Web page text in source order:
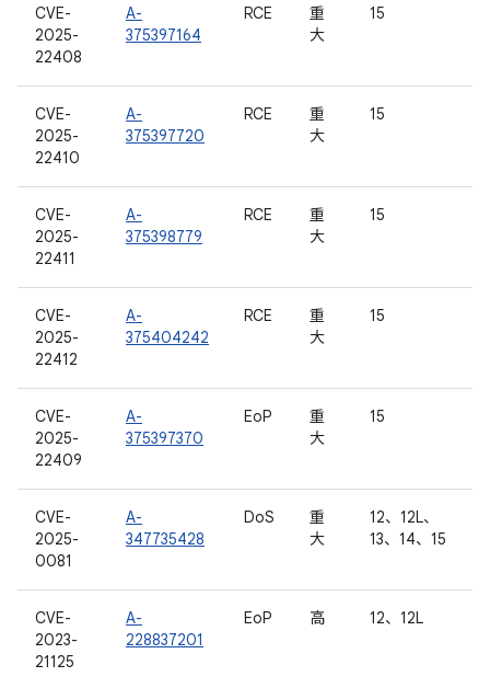
CVE-
2025-
22408
A-
375397164
RCE
重
大
15
CVE-
2025-
22410
A-
375397720
RCE
重
大
15
CVE-
2025-
22411
A-
375398779
RCE
重
大
15
CVE-
2025-
22412
A-
375404242
RCE
重
大
15
CVE-
2025-
22409
A-
375397370
EoP
重
大
15
CVE-
2025-
0081
A-
347735428
DoS
重
大
12、12L、
13、14、15
CVE-
2023-
21125
A-
228837201
EoP 高 12、12L